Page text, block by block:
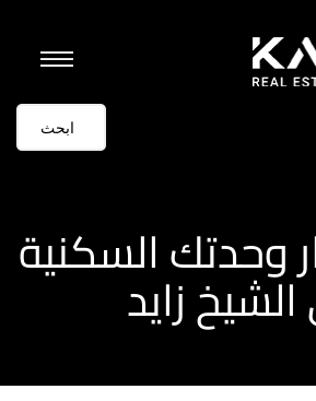
وحدتك السكنية
زايد